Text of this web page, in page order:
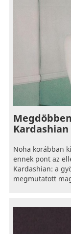
Kardashian
Noha korábban
ennek pont az
Kardashian: a
megmutatott